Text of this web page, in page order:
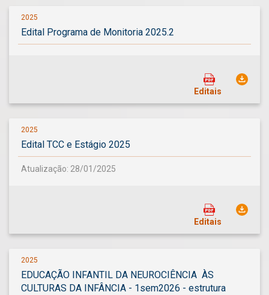
2025
Edital Programa de Monitoria 2025.2
Editais
2025
Edital TCC e Estágio 2025
Atualização: 28/01/2025
Editais
2025
EDUCAÇÃO INFANTIL DA NEUROCIÊNCIA ÀS
CULTURAS DA INFÂNCIA - 1sem2026 - estrutura